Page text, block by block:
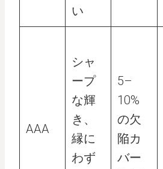
い
AAA
シャ
ープ
な輝
き、
縁に
わず
5–
10%
の欠
陥カ
バー